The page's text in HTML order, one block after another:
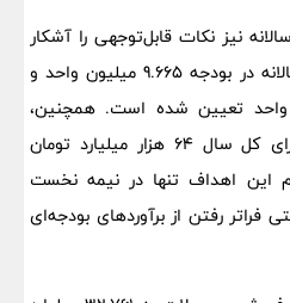
نیز نکات قابل‌توجهی را آشکار
می‌سازد. هدف‌گذاری تولید سالانه در بودجه 9.665 میلیون واحد و
میلیون واحد تعیین شده است. همچنین،
مبلغ فروش پیش‌بینی‌شده برای کل سال 64 هزار میلیارد تومان
اهداف تنها در نیمه نخست
رفتن از برآوردهای بودجه‌ای